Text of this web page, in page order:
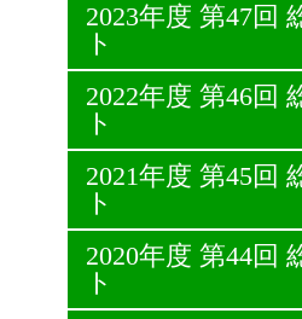
2023年度 第47回
ト
2022年度 第46回
ト
2021年度 第45回
ト
2020年度 第44回
ト